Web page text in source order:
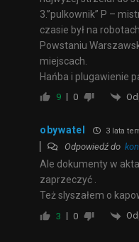
3.”pulkownik” P –
czasie był na
Powstaniu
miejscach.
Hańba i plugawienie
9 0
obywatel 3 lata
Odpowiedź do
Ale dokumenty w
zaprzeczyć .
Też slyszałem o
3 0